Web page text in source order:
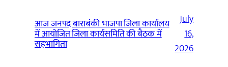
आज जनपद बाराबंकी भाजपा जिला कार्यालय
में आयोजित जिला कार्यसमिति की बैठक में
सहभागिता
July
16,
2026